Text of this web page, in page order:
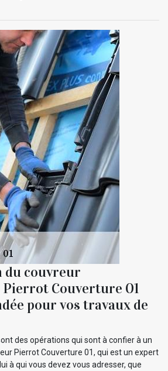
du couvreur
Couverture 01
pour vos travaux de
des opérations qui sont à confier à un
Pierrot Couverture 01, qui est un expert
à qui vous devez vous adresser, que